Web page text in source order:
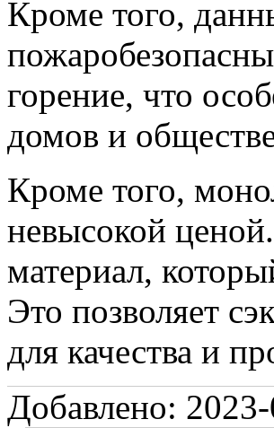
Кроме того,
горение, что
домов и
Кроме того,
невысокой
материал,
Это позволяет
для качества и
Добавлено: